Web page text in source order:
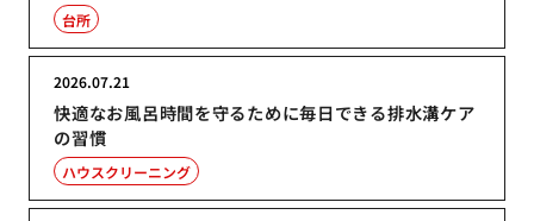
台所
快適なお風呂時間を守るために毎日できる排水溝ケア
の習慣
2026.07.21
ハウスクリーニング